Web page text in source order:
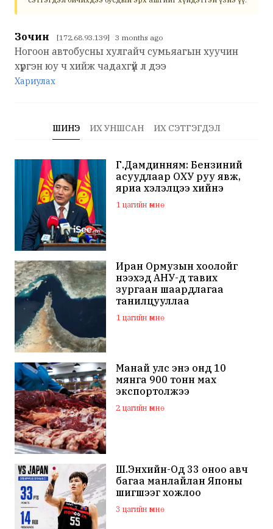
Зочин [172.68.93.139] 3 months ago
Ногоон автобусны хулгайч сумьяагын хуучин
хүргэн юу ч хийж чадахгүй л дээ
Хариулах
ШИНЭ ИХ УНШСАН ИХ СЭТГЭГДЭЛ
Г.Дамдинням: Бензиний
асуудлаар ОХУ руу явж,
яриа хэлэлцээ хийнэ
1 цагийн өмнө
Иран Ормузын хоолойг
нээхэд АНУ-д тавих
зургаан шаардлагаа
танилцууллаа
1 цагийн өмнө
Манай улс энэ онд 10
мянга 900 тонн мах
экспортолжээ
2 цагийн өмнө
Ш.Энхийн-Од 33 оноо авч
багаа манлайлан Японы
шигшээг хожлоо
3 цагийн өмнө